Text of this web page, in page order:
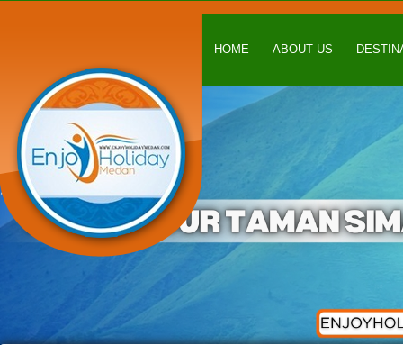
HOME ABOUT US